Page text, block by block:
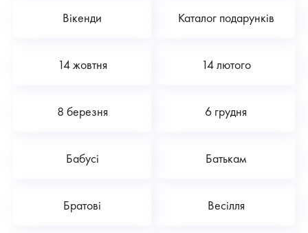
Вікенди Каталог подарунків
14 жовтня 14 лютого
8 березня 6 грудня
Бабусі Батькам
Братові Весілля